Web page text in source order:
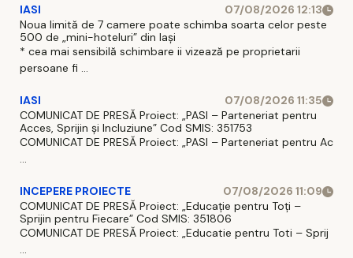
IASI
07/08/2026 12:13
Noua limită de 7 camere poate schimba soarta celor peste
500 de „mini-hoteluri” din Iași
* cea mai sensibilă schimbare ii vizează pe proprietarii
persoane fi ...
IASI
07/08/2026 11:35
COMUNICAT DE PRESĂ Proiect: „PASI – Parteneriat pentru
Acces, Sprijin și Incluziune” Cod SMIS: 351753
COMUNICAT DE PRESĂ Proiect: „PASI – Parteneriat pentru Ac
...
INCEPERE PROIECTE
07/08/2026 11:09
COMUNICAT DE PRESĂ Proiect: „Educație pentru Toți –
Sprijin pentru Fiecare” Cod SMIS: 351806
COMUNICAT DE PRESĂ Proiect: „Educatie pentru Toti – Sprij
...